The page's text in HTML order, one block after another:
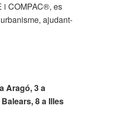
i COMPAC®, es
ajudant-
Aragó, 3 a
8 a Illes